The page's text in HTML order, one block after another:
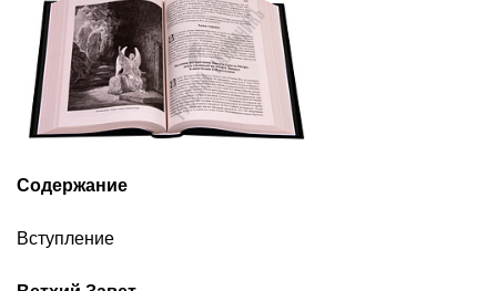
Содержание
Вступление